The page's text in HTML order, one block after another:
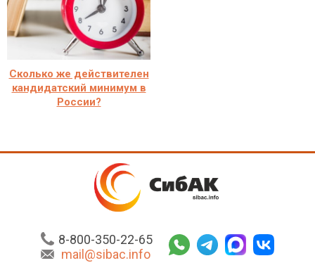
Сколько же действителен
кандидатский минимум в
России?
8-800-350-22-65
mail@sibac.info